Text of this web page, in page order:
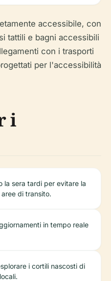
accessibile, con
tattili e bagni accessibili
con i trasporti
per l'accessibilità
i
la sera tardi per evitare la
di transito.
in tempo reale
i cortili nascosti di